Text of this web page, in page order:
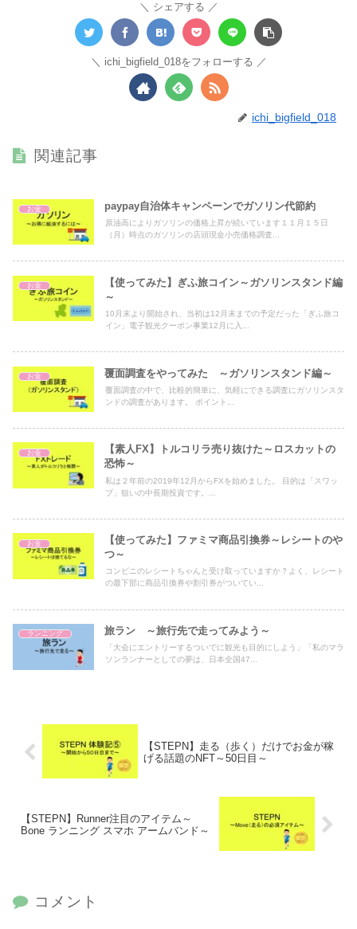
シェアする
ichi_bigfield_018をフォローする
ichi_bigfield_018
関連記事
お金 paypay自治体キャンペーンでガソリン代節約
原油高によりガソリンの価格上昇が続いています１１月１５日
（月）時点のガソリンの店頭現金小売価格調査...
お金
【使ってみた】ぎふ旅コイン～ガソリンスタンド編
～
10月末より開始され、当初は12月末までの予定だった「ぎふ旅コ
イン」電子観光クーポン事業12月に入...
お金 覆面調査をやってみた ～ガソリンスタンド編～
覆面調査の中で、比較的簡単に、気軽にできる調査にガソリンスタ
ンドの調査があります。 ポイント...
お金
【素人FX】トルコリラ売り抜けた～ロスカットの
恐怖～
私は２年前の2019年12月からFXを始めました。 目的は「スワッ
プ」狙いの中長期投資です。...
お金
【使ってみた】ファミマ商品引換券～レシートのや
つ～
コンビニのレシートちゃんと受け取っていますか？よく、レシート
の最下部に商品引換券や割引券がついてい...
ランニング 旅ラン ～旅行先で走ってみよう～
「大会にエントリーするついでに観光も目的にしよう」「私のマラ
ソンランナーとしての夢は、日本全国47...
【STEPN】走る（歩く）だけでお金が稼
げる話題のNFT～50日目～
【STEPN】Runner注目のアイテム～
Bone ランニング スマホ アームバンド～
コメント